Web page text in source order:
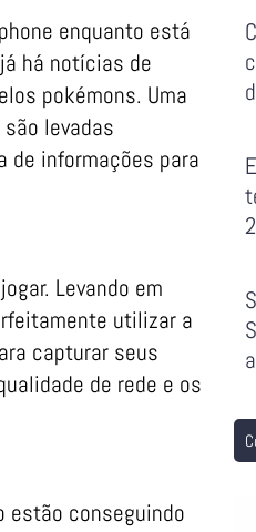
enquanto está
há notícias de
pokémons. Uma
levadas
de informações para
Levando em
utilizar a
capturar seus
de rede e os
estão conseguindo